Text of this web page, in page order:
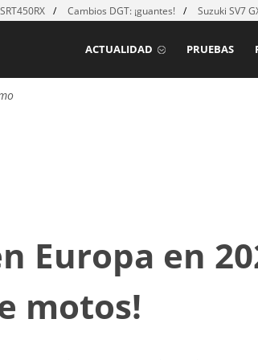
Cambios DGT: ¡guantes! Suzuki SV7
PRUEBAS
ACTUALIDAD
Europa en
motos!